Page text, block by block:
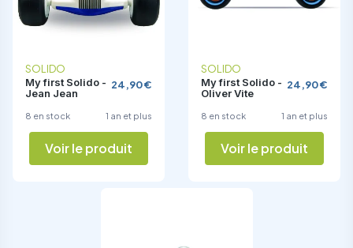
SOLIDO
My first Solido -
Jean Jean
8 en stock
24,90 €
1 an et plus
Voir le produit
SOLIDO
My first Solido -
Oliver Vite
8 en stock
24,90 €
1 an et plus
Voir le produit